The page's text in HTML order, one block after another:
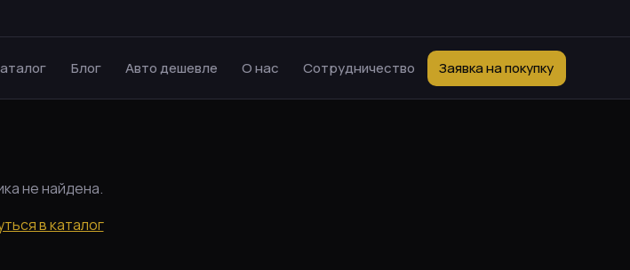
Блог Авто дешевле О нас Сотрудничество Заявка на покупку
не найдена.
в каталог